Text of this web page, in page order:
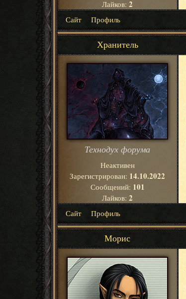
Лайков: 2
Сайт Профиль
Хранитель
Технодух форума
Неактивен
Зарегистрирован: 14.10.2022
Сообщений: 101
Лайков: 2
Сайт Профиль
Морис